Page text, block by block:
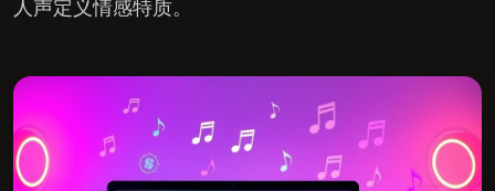
人声定义情感特质。